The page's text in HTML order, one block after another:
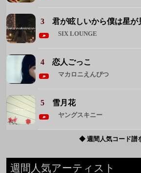
5雪月花
◆ 週間人気コード譜
1 Mrs. GREEN APPLE
3 マカロニえんぴつ